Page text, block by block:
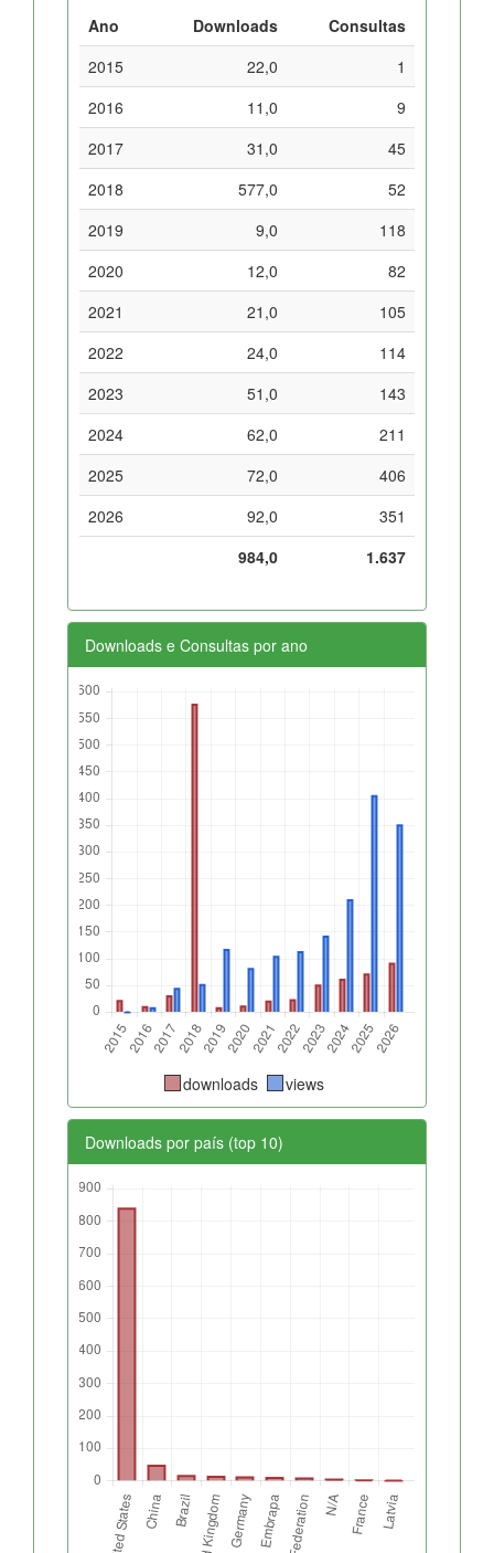
Ano Downloads
Consultas
2015
22,0
1
2016
11,0
9
2017
31,0
45
2018
577,0
52
2019
9,0
118
2020
12,0
82
2021
21,0
105
2022
24,0
114
2023
51,0
143
2024
62,0
211
2025
72,0
406
2026
92,0
351
984,0
1.637
Downloads e Consultas por ano
downloads views
Downloads por país (top 10)